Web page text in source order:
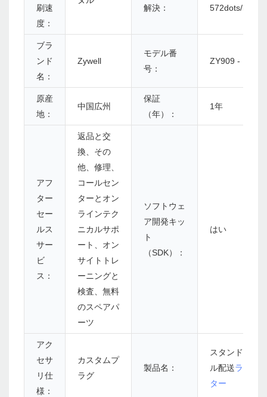
刷速
度：
解決：
572dots/line
ブラ
ンド
名：
Zywell
モデル番
号：
ZY909 - U
原産
地：
中国広州
保証
（年）：
1年
アフ
ター
セー
ルス
サー
ビ
ス：
返品と交
換、その
他、修理、
コールセン
ターとオン
ラインテク
ニカルサポ
ート、オン
サイトトレ
ーニングと
検査、無料
のスペアパ
ーツ
ソフトウェ
ア開発キッ
ト
（SDK）：
はい
アク
セサ
リ仕
様：
カスタムプ
ラグ
製品名：
スタンド付き
ル配送ラベル
ター